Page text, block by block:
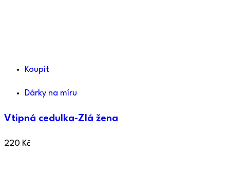
Koupit
Dárky na míru
Vtipná cedulka-Zlá žena
220 Kč